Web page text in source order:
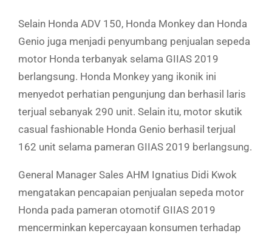
Selain Honda ADV 150, Honda Monkey dan Honda
Genio juga menjadi penyumbang penjualan sepeda
motor Honda terbanyak selama GIIAS 2019
berlangsung. Honda Monkey yang ikonik ini
menyedot perhatian pengunjung dan berhasil laris
terjual sebanyak 290 unit. Selain itu, motor skutik
casual fashionable Honda Genio berhasil terjual
162 unit selama pameran GIIAS 2019 berlangsung.
General Manager Sales AHM Ignatius Didi Kwok
mengatakan pencapaian penjualan sepeda motor
Honda pada pameran otomotif GIIAS 2019
mencerminkan kepercayaan konsumen terhadap